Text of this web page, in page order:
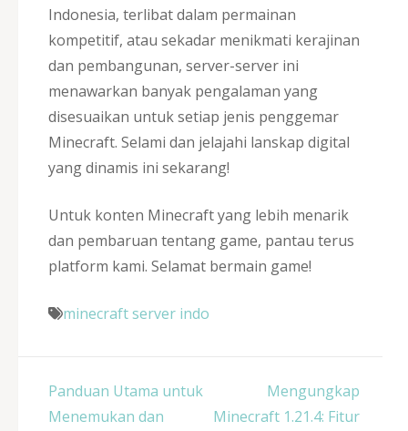
Indonesia, terlibat dalam permainan
kompetitif, atau sekadar menikmati kerajinan
dan pembangunan, server-server ini
menawarkan banyak pengalaman yang
disesuaikan untuk setiap jenis penggemar
Minecraft. Selami dan jelajahi lanskap digital
yang dinamis ini sekarang!
Untuk konten Minecraft yang lebih menarik
dan pembaruan tentang game, pantau terus
platform kami. Selamat bermain game!
minecraft server indo
Post
navigation
Panduan Utama untuk
Menemukan dan
Mengungkap
Minecraft 1.21.4: Fitur